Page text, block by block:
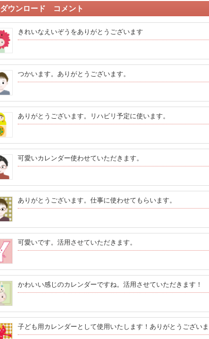
ダウンロード コメント
きれいなえいぞうをありがとうございます
つかいます。ありがとうございます。
ありがとうございます。リハビリ予定に使います。
可愛いカレンダー使わせていただきます。
ありがとうございます。仕事に使わせてもらいます。
可愛いです。活用させていただきます。
かわいい感じのカレンダーですね。活用させていただきます！
子ども用カレンダーとして使用いたします！ありがとうございま